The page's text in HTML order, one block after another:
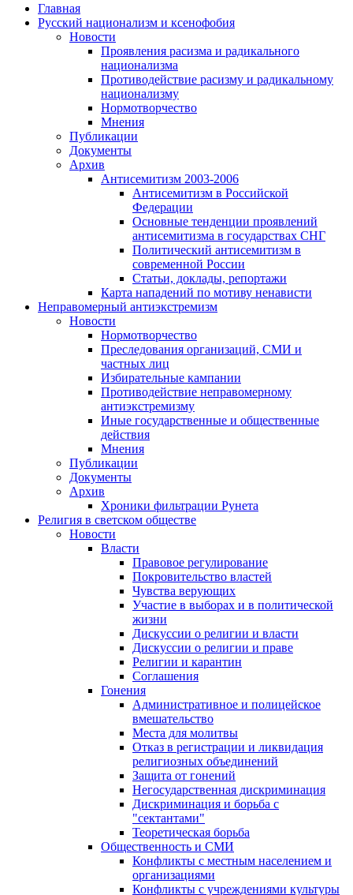
Главная
Русский национализм и ксенофобия
Новости
Проявления расизма и радикального
национализма
Противодействие расизму и радикальному
национализму
Нормотворчество
Мнения
Публикации
Документы
Архив
Антисемитизм 2003-2006
Антисемитизм в Российской
Федерации
Основные тенденции проявлений
антисемитизма в государствах СНГ
Политический антисемитизм в
современной России
Статьи, доклады, репортажи
Карта нападений по мотиву ненависти
Неправомерный антиэкстремизм
Новости
Нормотворчество
Преследования организаций, СМИ и
частных лиц
Избирательные кампании
Противодействие неправомерному
антиэкстремизму
Иные государственные и общественные
действия
Мнения
Публикации
Документы
Архив
Хроники фильтрации Рунета
Религия в светском обществе
Новости
Власти
Правовое регулирование
Покровительство властей
Чувства верующих
Участие в выборах и в политической
жизни
Дискуссии о религии и власти
Дискуссии о религии и праве
Религии и карантин
Соглашения
Гонения
Административное и полицейское
вмешательство
Места для молитвы
Отказ в регистрации и ликвидация
религиозных объединений
Защита от гонений
Негосударственная дискриминация
Дискриминация и борьба с
"сектантами"
Теоретическая борьба
Общественность и СМИ
Конфликты с местным населением и
организациями
Конфликты с учреждениями культуры